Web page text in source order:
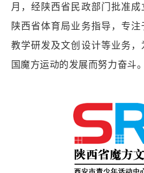
月，经陕西省民政部门批准
陕西省体育局业务指导，专注
教学研发及文创设计等业务
国魔方运动的发展而努力奋斗。